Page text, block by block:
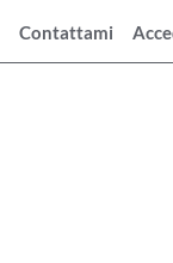
Contattami